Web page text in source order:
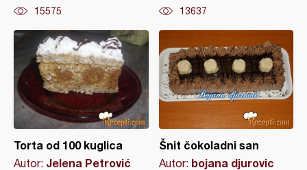
15575 13637
Torta od 100 kuglica
Autor: Jelena Petrović
Šnit čokoladni san
Autor: bojana djurovic